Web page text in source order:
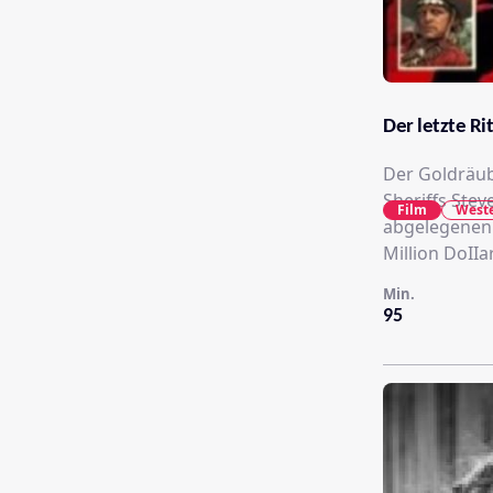
Der letzte
Der
Sheriffs
Million
95
Min.
Film